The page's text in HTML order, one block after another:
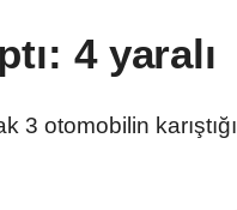
4 yaralı
3 otomobilin karıştığı